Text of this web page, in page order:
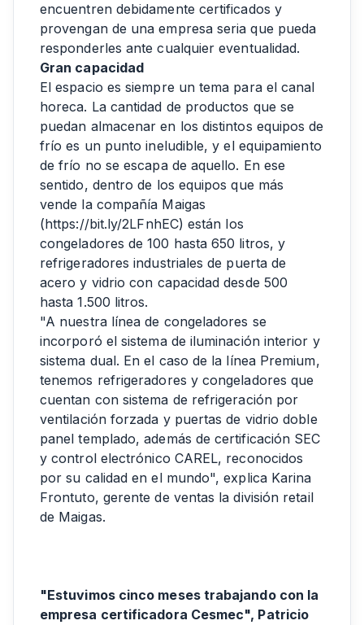
encuentren debidamente certificados y
provengan de una empresa seria que pueda
responderles ante cualquier eventualidad.
Gran capacidad
El espacio es siempre un tema para el canal
horeca. La cantidad de productos que se
puedan almacenar en los distintos equipos de
frío es un punto ineludible, y el equipamiento
de frío no se escapa de aquello. En ese
sentido, dentro de los equipos que más
vende la compañía Maigas
(https://bit.ly/2LFnhEC) están los
congeladores de 100 hasta 650 litros, y
refrigeradores industriales de puerta de
acero y vidrio con capacidad desde 500
hasta 1.500 litros.
"A nuestra línea de congeladores se
incorporó el sistema de iluminación interior y
sistema dual. En el caso de la línea Premium,
tenemos refrigeradores y congeladores que
cuentan con sistema de refrigeración por
ventilación forzada y puertas de vidrio doble
panel templado, además de certificación SEC
y control electrónico CAREL, reconocidos
por su calidad en el mundo", explica Karina
Frontuto, gerente de ventas la división retail
de Maigas.
"Estuvimos cinco meses trabajando con la
empresa certificadora Cesmec", Patricio